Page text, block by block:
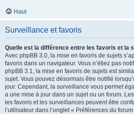
Haut
Surveillance et favoris
Quelle est la différence entre les favoris et la
Avec phpBB 3.0, la mise en favoris de sujets
favoris dans un navigateur. Vous n’étiez pas
phpBB 3.1, la mise en favoris de sujets est
sujet. Vous pouvez désormais être notifié
jour. Cependant, la surveillance vous permet
a une mise à jour dans un sujet ou un forum.
les favoris et les surveillances peuvent être
l’utilisateur dans l’onglet « Préférences du forum